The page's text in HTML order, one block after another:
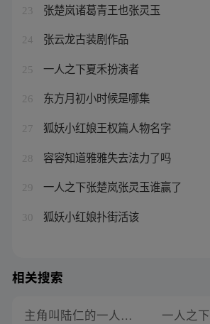
23 张楚岚诸葛青王也张灵玉
24 张云龙古装剧作品
25 一人之下夏禾扮演者
26 东方月初小时候是哪集
27 狐妖小红娘王权篇人物名字
28 容容知道雅雅失去法力了吗
29 一人之下张楚岚张灵玉谁赢了
30 狐妖小红娘扑街活该
相关搜索
主角叫陆仁的一人之下小说